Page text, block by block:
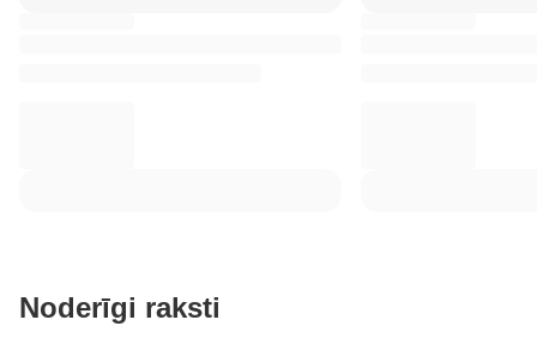
Noderīgi raksti